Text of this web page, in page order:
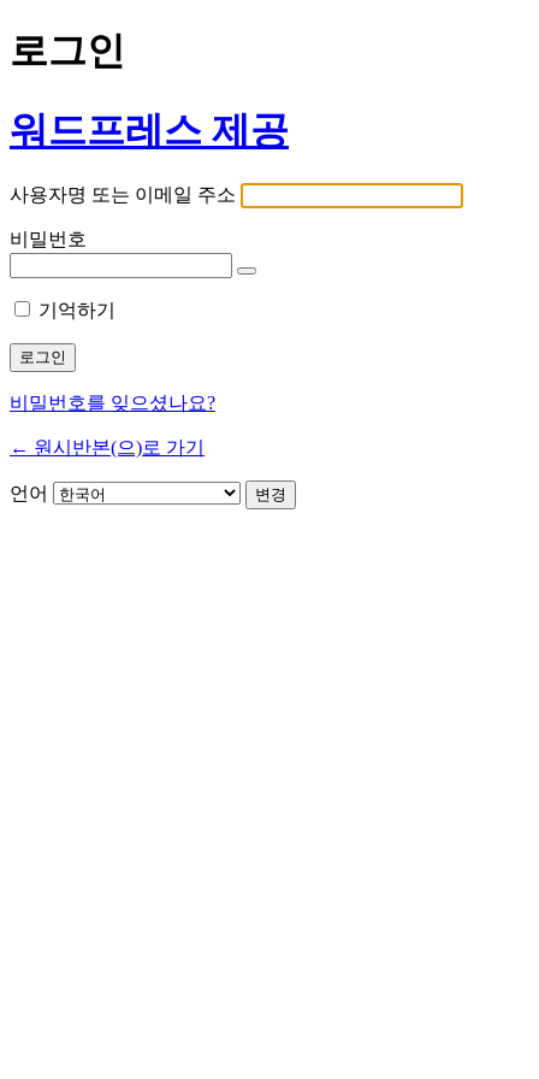
로그인
워드프레스 제공
사용자명 또는 이메일 주소
비밀번호
기억하기
비밀번호를 잊으셨나요?
← 원시반본(으)로 가기
언어